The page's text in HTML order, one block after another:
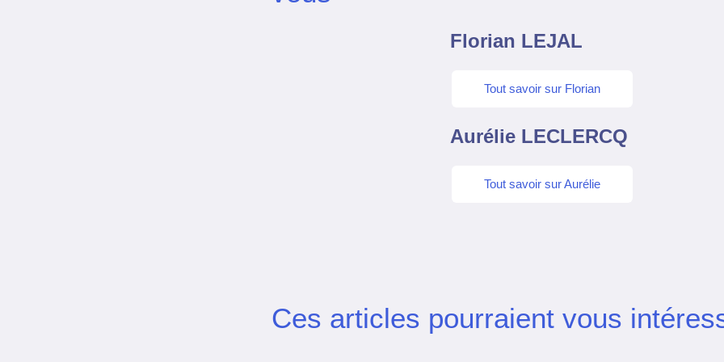
Florian LEJAL
Tout savoir sur Florian
Aurélie LECLERCQ
Tout savoir sur Aurélie
Ces articles pourraient vous